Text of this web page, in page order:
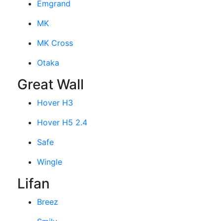
Emgrand
MK
MK Cross
Otaka
Great Wall
Hover H3
Hover H5 2.4
Safe
Wingle
Lifan
Breez